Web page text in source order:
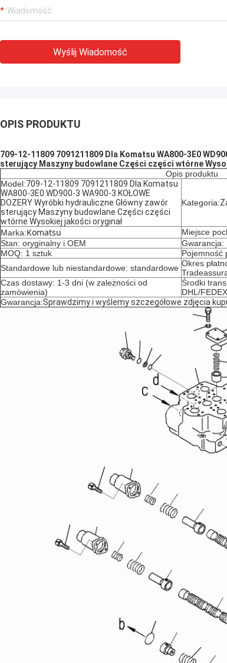
Wyślij Wiadomość
OPIS PRODUKTU
709-12-11809 7091211809 Dla Komatsu WA800-3E0
sterujący Maszyny budowlane Części części wtórne
Opis produktu
Model:709-12-11809 7091211809 Dla Komatsu
WA800-3E0 WD900-3 WA900-3 KOŁOWE
DOZERY Wyróbki hydrauliczne Główny zawór
sterujący Maszyny budowlane Części części
wtórne Wysokiej jakości oryginał
Kategoria:
Marka:Komatsu
Miejsce
Stan: oryginalny i OEM
Gwarancja:
MOQ: 1 sztuk
Pojemność
Standardowe lub niestandardowe: standardowe Okres
Czas dostawy: 1-3 dni (w zależności od
zamówienia)
Środki
DHL/
Gwarancja:Sprawdzimy i wyślemy szczegółowe zdjęcia